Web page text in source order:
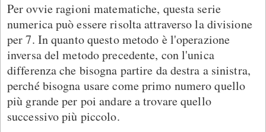
Per ovvie ragioni matematiche, questa serie
numerica può essere risolta attraverso la divisione
per 7. In quanto questo metodo è l'operazione
inversa del metodo precedente, con l'unica
differenza che bisogna partire da destra a sinistra,
perché bisogna usare come primo numero quello
più grande per poi andare a trovare quello
successivo più piccolo.